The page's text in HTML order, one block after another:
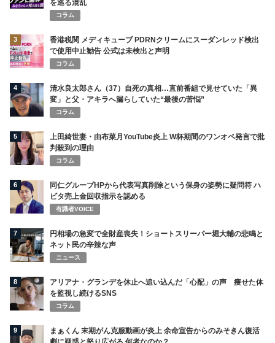
を巡る混乱
コラム
3
香港税関 メディキューブ PDRNクリームにスーダンレッド検出
で使用中止勧告 公式は未検出と声明
コラム
4
清水良太郎さん（37）自死の真相…直前番組で見せていた「異
変」と父・アキラへ漏らしていた“最後の苦悩”
コラム
5
上田綺世妻・由布菜月YouTube炎上 W杯期間のワンオペ発言で批
判殺到の理由
コラム
6
同仁グループHPから代表写真削除という保身の姿勢に疑問符 ハ
ビタ売上金回収指示を認める
有識者VOICE
7
円相場の急変で全財産喪失！ショートスリーパー堀大輔の悲鳴と
ネット民の辛辣な声
ニュース
8
アリアナ・グランデを休止へ追い込んだ「心配」の声 痩せた体
を監視し続けるSNS
コラム
9
まぁくん 末期がん克服動画が炎上 余命宣告からのみそきん復活